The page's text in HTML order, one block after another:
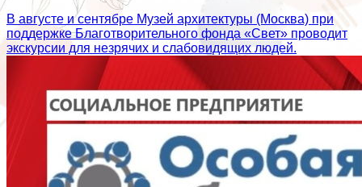
В августе и сентябре Музей архитектуры (Москва) при
поддержке Благотворительного фонда «Свет» проводит
экскурсии для незрячих и слабовидящих людей.